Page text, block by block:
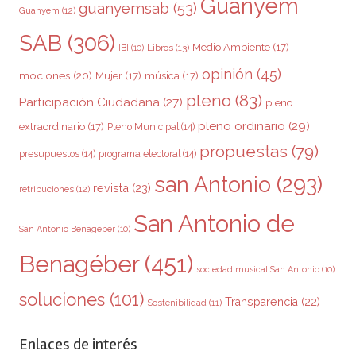
Guanyem (12) guanyemsab (53) Guanyem
SAB (306) IBI (10) Libros (13) Medio Ambiente (17)
mociones (20) Mujer (17) música (17) opinión (45)
Participación Ciudadana (27) pleno (83) pleno
extraordinario (17) Pleno Municipal (14) pleno ordinario (29)
presupuestos (14) programa electoral (14) propuestas (79)
retribuciones (12) revista (23) san Antonio (293)
San Antonio Benagéber (10) San Antonio de
Benagéber(451) sociedad musical San Antonio (10)
soluciones (101) Sostenibilidad (11) Transparencia (22)
Enlaces de interés